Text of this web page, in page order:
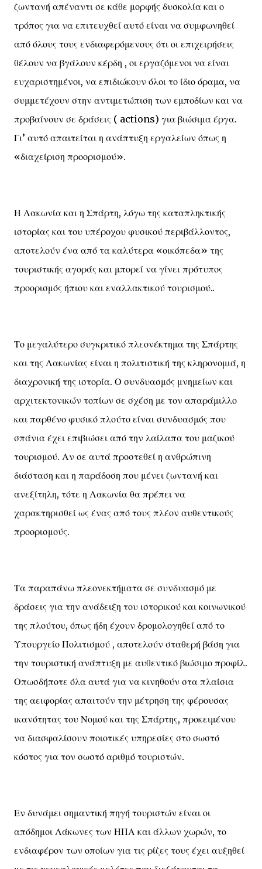
ζωντανή απέναντι σε κάθε μορφής δυσκολία και ο
τρόπος για να επιτευχθεί αυτό είναι να συμφωνηθεί
από όλους τους ενδιαφερόμενους ότι οι επιχειρήσεις
θέλουν να βγάλουν κέρδη , οι εργαζόμενοι να είναι
ευχαριστημένοι, να επιδιώκουν όλοι το ίδιο όραμα, να
συμμετέχουν στην αντιμετώπιση των εμποδίων και να
προβαίνουν σε δράσεις ( actions) για βιώσιμα έργα.
Γι’ αυτό απαιτείται η ανάπτυξη εργαλείων όπως η
«διαχείριση προορισμού».
Η Λακωνία και η Σπάρτη, λόγω της καταπληκτικής
ιστορίας και του υπέροχου φυσικού περιβάλλοντος,
αποτελούν ένα από τα καλύτερα «οικόπεδα» της
τουριστικής αγοράς και μπορεί να γίνει πρότυπος
προορισμός ήπιου και εναλλακτικού τουρισμού..
Το μεγαλύτερο συγκριτικό πλεονέκτημα της Σπάρτης
και της Λακωνίας είναι η πολιτιστική της κληρονομιά, η
διαχρονική της ιστορία. Ο συνδυασμός μνημείων και
αρχιτεκτονικών τοπίων σε σχέση με τον απαράμιλλο
και παρθένο φυσικό πλούτο είναι συνδυασμός που
σπάνια έχει επιβιώσει από την λαίλαπα του μαζικού
τουρισμού. Αν σε αυτά προστεθεί η ανθρώπινη
διάσταση και η παράδοση που μένει ζωντανή και
ανεξίτηλη, τότε η Λακωνία θα πρέπει να
χαρακτηρισθεί ως ένας από τους πλέον αυθεντικούς
προορισμούς.
Τα παραπάνω πλεονεκτήματα σε συνδυασμό με
δράσεις για την ανάδειξη του ιστορικού και κοινωνικού
της πλούτου, όπως ήδη έχουν δρομολογηθεί από το
Υπουργείο Πολιτισμού , αποτελούν σταθερή βάση για
την τουριστική ανάπτυξη με αυθεντικό βιώσιμο προφίλ.
Οπωσδήποτε όλα αυτά για να κινηθούν στα πλαίσια
της αειφορίας απαιτούν την μέτρηση της φέρουσας
ικανότητας του Νομού και της Σπάρτης, προκειμένου
να διασφαλίσουν ποιοτικές υπηρεσίες στο σωστό
κόστος για τον σωστό αριθμό τουριστών.
Εν δυνάμει σημαντική πηγή τουριστών είναι οι
απόδημοι Λάκωνες των ΗΠΑ και άλλων χωρών, το
ενδιαφέρον των οποίων για τις ρίζες τους έχει αυξηθεί